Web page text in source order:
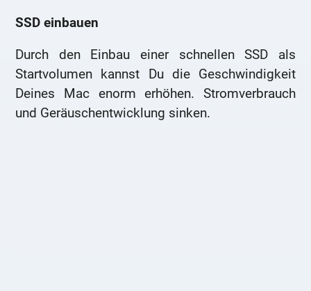
SSD einbauen
Durch den Einbau einer schnellen SSD als
Startvolumen kannst Du die Geschwindigkeit
Deines Mac enorm erhöhen. Stromverbrauch
und Geräuschentwicklung sinken.